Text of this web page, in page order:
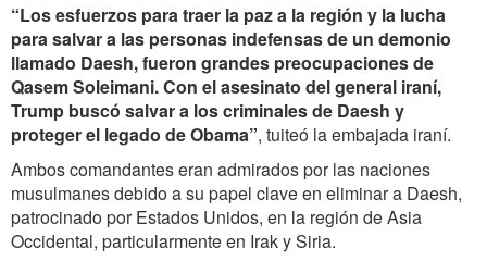
“Los esfuerzos para traer la paz a la región y la lucha
para salvar a las personas indefensas de un demonio
llamado Daesh, fueron grandes preocupaciones de
Qasem Soleimani. Con el asesinato del general iraní,
Trump buscó salvar a los criminales de Daesh y
proteger el legado de Obama”, tuiteó la embajada iraní.
Ambos comandantes eran admirados por las naciones
musulmanes debido a su papel clave en eliminar a Daesh,
patrocinado por Estados Unidos, en la región de Asia
Occidental, particularmente en Irak y Siria.